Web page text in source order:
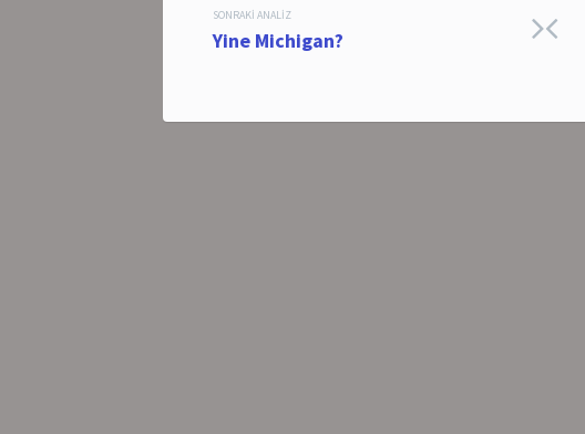
Post
SONRAKI ANALIZ
Yine Michigan?